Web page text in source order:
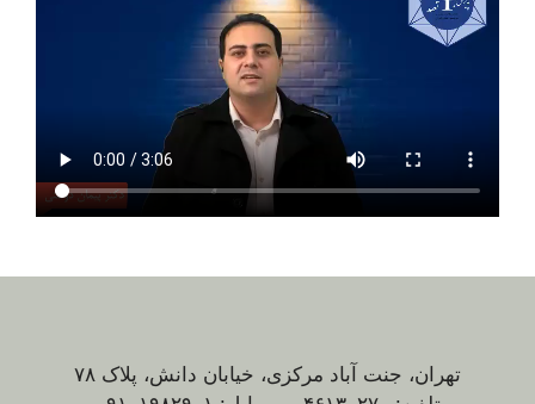
تهران، جنت آباد مرکزی، خیابان دانش، پلاک ۷۸